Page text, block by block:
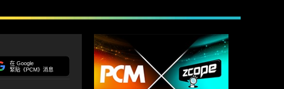
在 Google
緊貼《PCM》消息